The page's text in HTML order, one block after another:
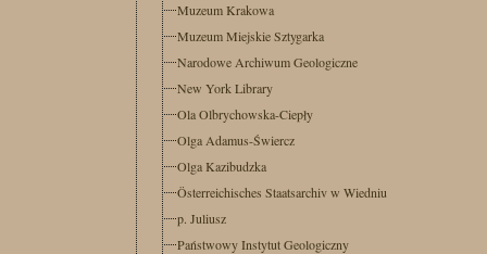
Muzeum Krakowa
Muzeum Miejskie Sztygarka
Narodowe Archiwum Geologiczne
New York Library
Ola Olbrychowska-Ciepły
Olga Adamus-Świercz
Olga Kazibudzka
Österreichisches Staatsarchiv w Wiedniu
p. Juliusz
Państwowy Instytut Geologiczny